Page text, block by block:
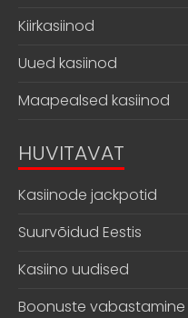
Kiirkasiinod
Uued kasiinod
Maapealsed kasiinod
HUVITAVAT
Kasiinode jackpotid
Suurvõidud Eestis
Kasiino uudised
Boonuste vabastamine